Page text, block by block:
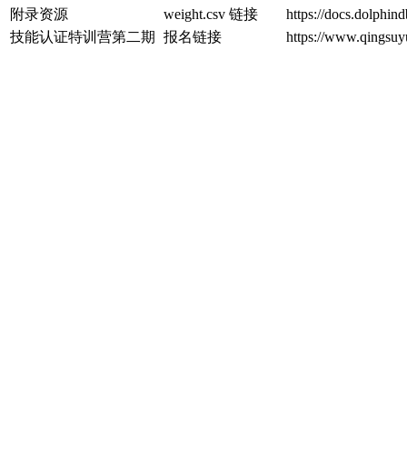
附录资源 weight.csv 链接
https://
技能认证特训营第二期
报名链接 https://